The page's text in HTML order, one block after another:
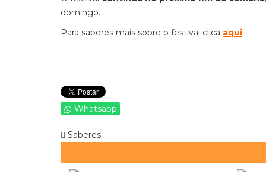
domingo.
Para saberes mais sobre o festival clica aqui.
Whatsapp
Saberes